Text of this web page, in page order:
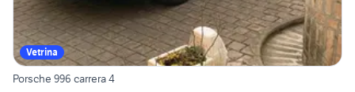
Vetrina
Porsche 996 carrera 4